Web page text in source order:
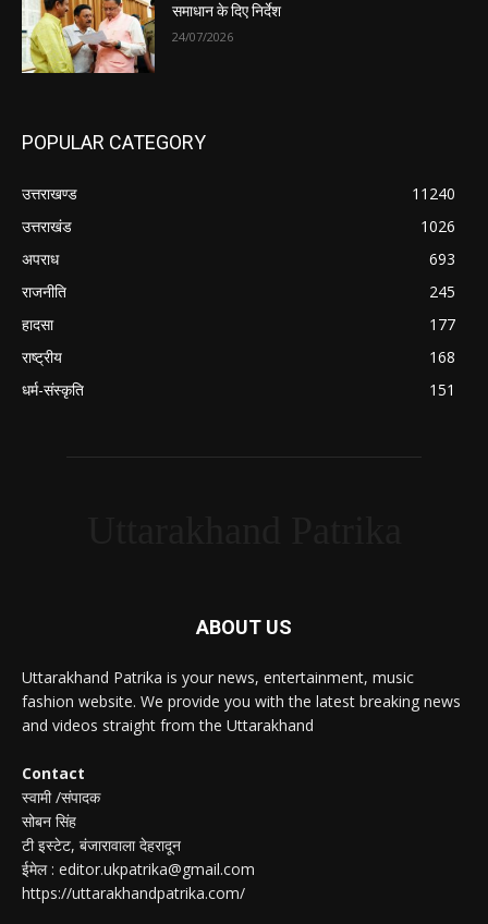
समाधान के दिए निर्देश
24/07/2026
POPULAR CATEGORY
उत्तराखण्ड
11240
उत्तराखंड
1026
अपराध
693
राजनीति
245
हादसा
177
राष्ट्रीय
168
धर्म-संस्कृति
151
ABOUT US
Uttarakhand Patrika is your news, entertainment, music
fashion website. We provide you with the latest breaking news
and videos straight from the Uttarakhand
Contact
स्वामी /संपादक
सोबन सिंह
टी इस्टेट, बंजारावाला देहरादून
ईमेल : editor.ukpatrika@gmail.com
https://uttarakhandpatrika.com/